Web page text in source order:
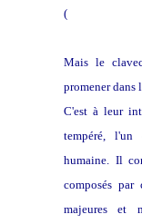
(
Mais le
promener dans
C'est à leur
tempéré, l'un
humaine. Il
composés
majeures et